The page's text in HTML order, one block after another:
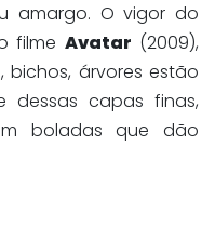
amargo. O vigor do
filme Avatar (2009),
árvores estão
dessas capas finas,
boladas que dão